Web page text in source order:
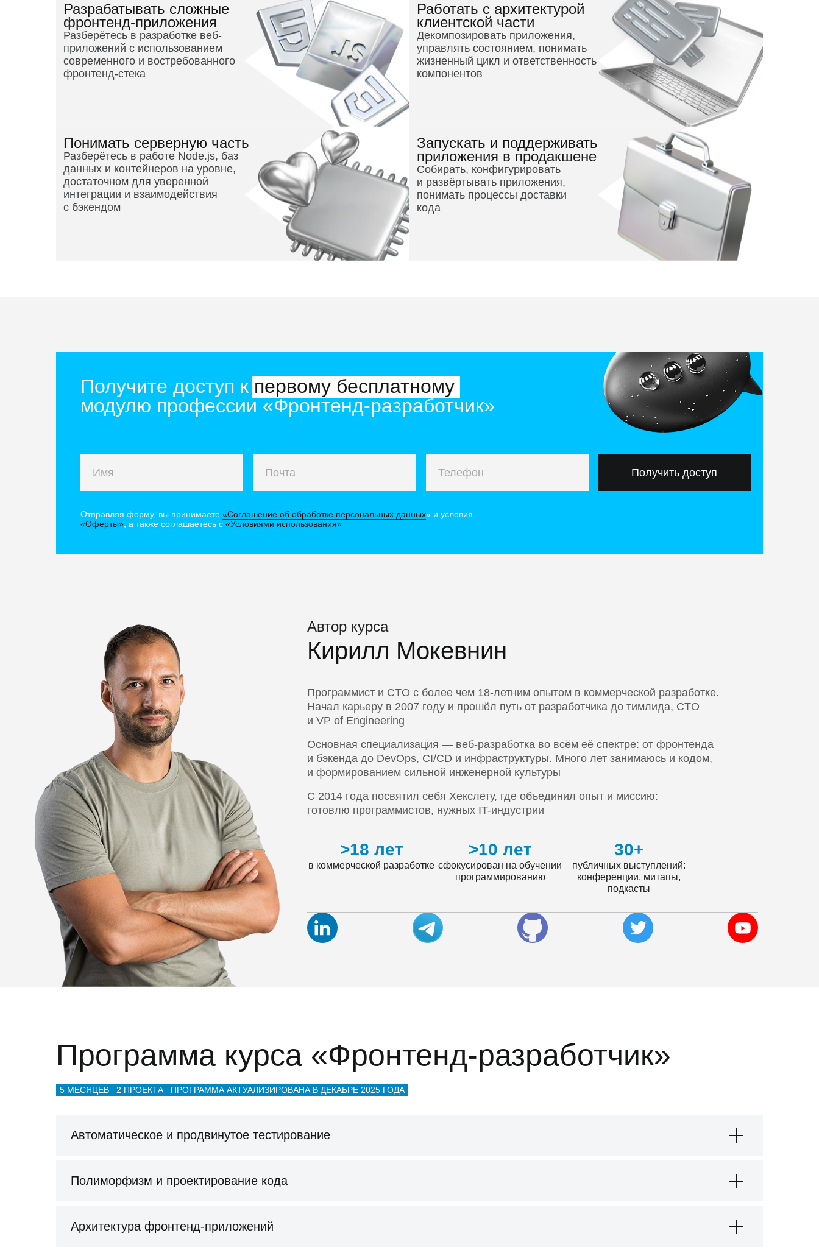
Разрабатывать сложные
фронтенд-приложения
Разберётесь в разработке веб-
приложений с использованием
современного и востребованного
фронтенд-стека
Работать с архитектурой
клиентской части
Декомпозировать приложения,
управлять состоянием, понимать
жизненный цикл и ответственность
компонентов
Понимать серверную часть
Разберётесь в работе Node.js, баз
данных и контейнеров на уровне,
достаточном для уверенной
интеграции и взаимодействия
с бэкендом
Запускать и поддерживать
приложения в продакшене
Собирать, конфигурировать
и развёртывать приложения,
понимать процессы доставки
кода
Получите доступ к первому бесплатному
модулю профессии «Фронтенд-разработчик»
Отправляя форму, вы принимаете «Соглашение об обработке персональных данных» и условия
«Оферты» , а также соглашаетесь с «Условиями использования»
Получить доступ
Программист и CTO с более чем 18-летним опытом в коммерческой разработке.
Начал карьеру в 2007 году и прошёл путь от разработчика до тимлида, CTO
и VP of Engineering
Основная специализация — веб-разработка во всём её спектре: от фронтенда
и бэкенда до DevOps, CI/CD и инфраструктуры. Много лет занимаюсь и кодом,
и формированием сильной инженерной культуры
С 2014 года посвятил себя Хекслету, где объединил опыт и миссию:
готовлю программистов, нужных IT-индустрии
Автор курса
Кирилл Мокевнин
>18 лет
в коммерческой разработке
>10 лет
сфокусирован на обучении
программированию
30+
публичных выступлений:
конференции, митапы,
подкасты
Программа курса «Фронтенд-разработчик»
5 МЕСЯЦЕВ 2 ПРОЕКТА ПРОГРАММА АКТУАЛИЗИРОВАНА В ДЕКАБРЕ 2025 ГОДА
Автоматическое и продвинутое тестирование
Полиморфизм и проектирование кода
Архитектура фронтенд-приложений